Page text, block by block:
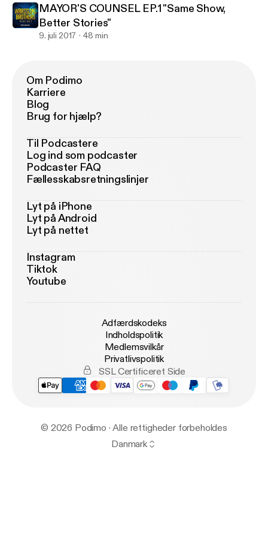
MAYOR'S COUNSEL EP.1 "Same Show,
Better Stories"
9. juli 2017 48 min
Om Podimo
Karriere
Blog
Brug for hjælp?
Til Podcastere
Log ind som podcaster
Podcaster FAQ
Fællesskabsretningslinjer
Lyt på iPhone
Lyt på Android
Lyt på nettet
Instagram
Tiktok
Youtube
Adfærdskodeks
Indholdspolitik
Medlemsvilkår
Privatlivspolitik
SSL Certificeret Side
© 2026 Podimo · Alle rettigheder forbeholdes
Danmark